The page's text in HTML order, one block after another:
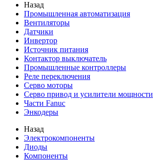
Назад
Промышленная автоматизация
Вентиляторы
Датчики
Инвертор
Источник питания
Контактор выключатель
Промышленные контроллеры
Реле переключения
Серво моторы
Серво привод и усилители мощности
Части Fanuc
Энкодеры
Назад
Электрокомпоненты
Диоды
Компоненты